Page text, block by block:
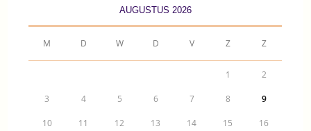
AUGUSTUS 2026
M D W D V Z Z
1 2
3 4 5 6 7 8 9
10 11 12 13 14 15 16